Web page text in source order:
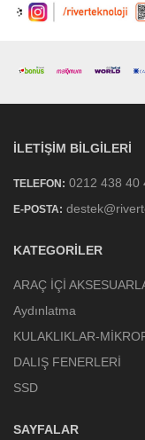
İLETIŞIM BILGILERI
TELEFON: 0212 438 40
E-POSTA:
KATEGORILER
ARAÇ İÇİ
Aydınlatma
KULAKLIKLAR-
DALIŞ FENERLERİ
SSD
SAYFALAR